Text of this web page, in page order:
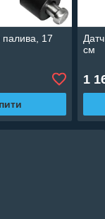
палива, 17
см
1